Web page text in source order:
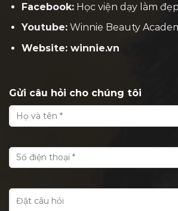
Facebook:Học viện dạy làm
Youtube:Winnie Beauty
Website: winnie.vn
Gửi câu hỏi cho chúng tôi